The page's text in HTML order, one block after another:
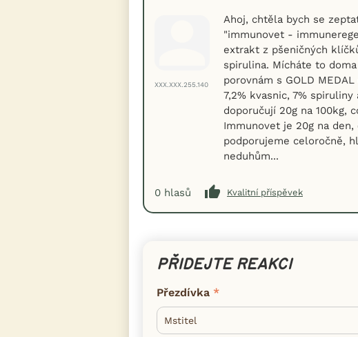
XXX.XXX.255.140
Ahoj, chtěla bych se
"immunovet -
extrakt z pšeničných
spirulina. Mícháte to
porovnám s GOLD
7,2% kvasnic, 7%
doporučují 20g na 100kg,
Immunovet je 20g na
podporujeme celoročně,
neduhům...
0 hlasů Kvalitní příspěvek
PŘIDEJTE REAKCI
Přezdívka